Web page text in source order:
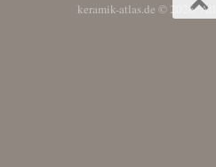
keramik-atlas.de © 2026.